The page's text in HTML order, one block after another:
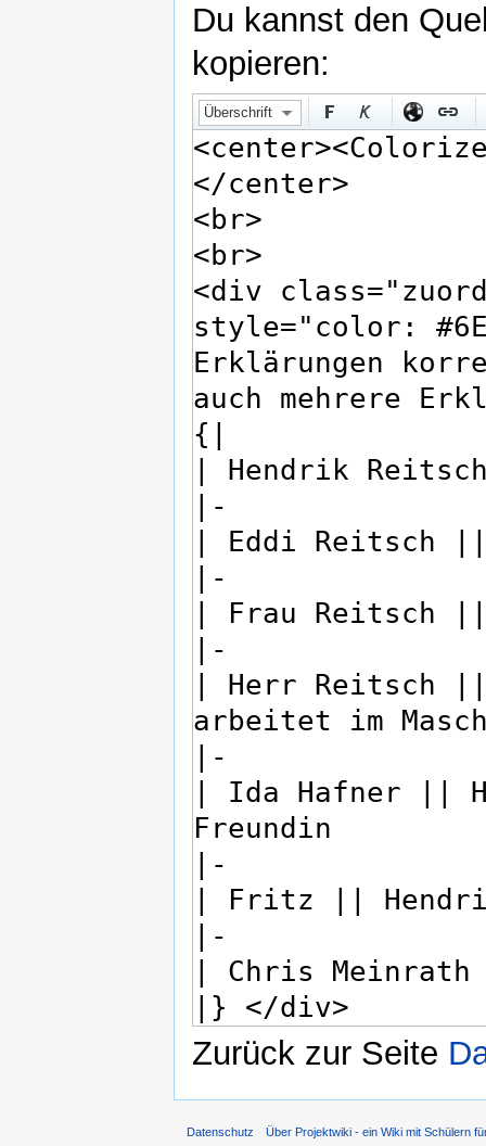
Du kannst den
kopieren:
Überschrift
Zurück zur Seite
Datenschutz Über Projektwiki - ein Wiki mit Schülern